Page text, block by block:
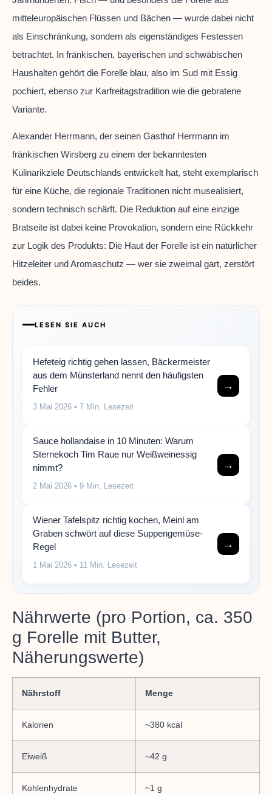
mitteleuropäischen Flüssen und Bächen — wurde dabei nicht
als Einschränkung, sondern als eigenständiges Festessen
betrachtet. In fränkischen, bayerischen und schwäbischen
Haushalten gehört die Forelle blau, also im Sud mit Essig
pochiert, ebenso zur Karfreitagstradition wie die gebratene
Variante.
Alexander Herrmann, der seinen Gasthof Herrmann im
fränkischen Wirsberg zu einem der bekanntesten
Kulinarikziele Deutschlands entwickelt hat, steht exemplarisch
für eine Küche, die regionale Traditionen nicht musealisiert,
sondern technisch schärft. Die Reduktion auf eine einzige
Bratseite ist dabei keine Provokation, sondern eine Rückkehr
zur Logik des Produkts: Die Haut der Forelle ist ein natürlicher
Hitzeleiter und Aromaschutz — wer sie zweimal gart, zerstört
beides.
LESEN SIE AUCH
Hefeteig richtig gehen lassen, Bäckermeister
aus dem Münsterland nennt den häufigsten
Fehler
3 Mai 2026 • 7 Min. Lesezeit
→
Sauce hollandaise in 10 Minuten: Warum
Sternekoch Tim Raue nur Weißweinessig
nimmt?
2 Mai 2026 • 9 Min. Lesezeit
→
Wiener Tafelspitz richtig kochen, Meinl am
Graben schwört auf diese Suppengemüse-
Regel
1 Mai 2026 • 11 Min. Lesezeit
→
Nährwerte (pro Portion, ca. 350
g Forelle mit Butter,
Näherungswerte)
Nährstoff Menge
Kalorien ~380 kcal
Eiweiß ~42 g
Kohlenhydrate ~1 g